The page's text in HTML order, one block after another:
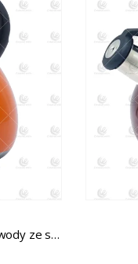
Czajnik pomarańczowy z gwizdkiem do wody ze stali nierdzewnej CW-T030-A